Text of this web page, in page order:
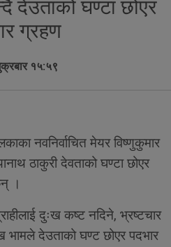
देउताको घण्टा छोएर
ग्रहण
१५:५९
नवनिर्वाचित मेयर विष्णुकुमार
ठाकुरी देवताको घण्टा छोएर
।
दुःख कष्ट नदिने, भ्रष्टचार
देउताको घण्ट छोएर पदभार